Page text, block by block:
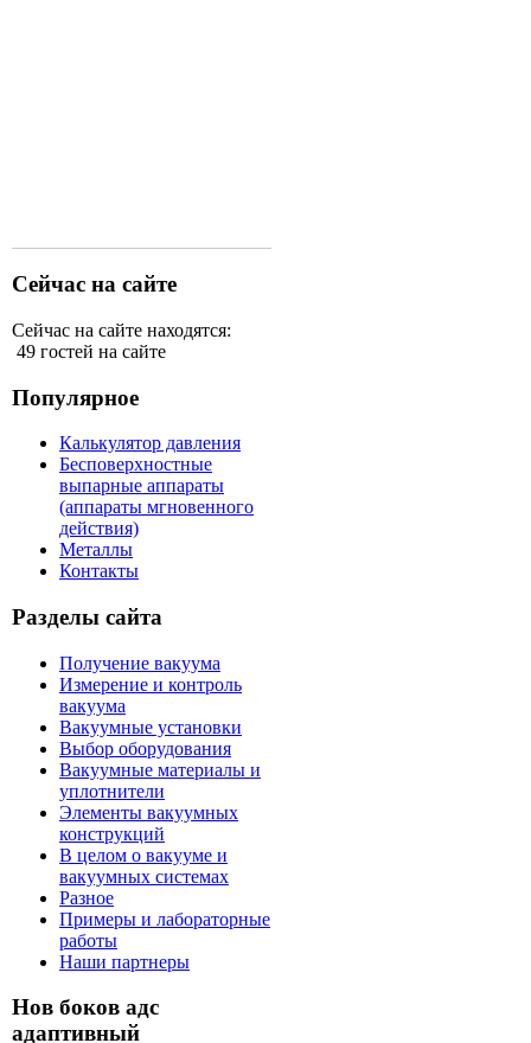
Сейчас на сайте
Сейчас на сайте находятся:
49 гостей на сайте
Популярное
Калькулятор давления
Бесповерхностные
выпарные аппараты
(аппараты мгновенного
действия)
Металлы
Контакты
Разделы сайта
Получение вакуума
Измерение и контроль
вакуума
Вакуумные установки
Выбор оборудования
Вакуумные материалы и
уплотнители
Элементы вакуумных
конструкций
В целом о вакууме и
вакуумных системах
Разное
Примеры и лабораторные
работы
Наши партнеры
Нов боков адс
адаптивный